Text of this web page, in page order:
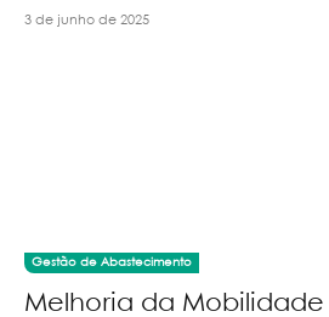
3 de junho de 2025
Gestão de Abastecimento
Melhoria da